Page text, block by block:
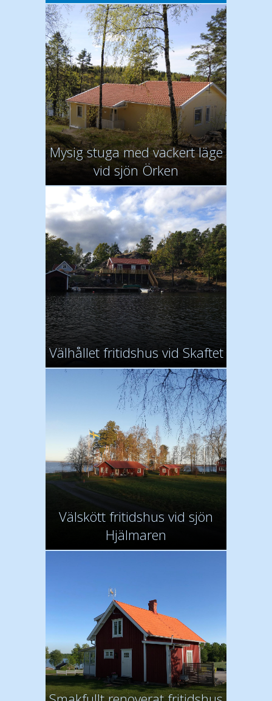
Mysig stuga med vackert läge
vid sjön Örken
Välhållet fritidshus vid Skaftet
Välskött fritidshus vid sjön
Hjälmaren